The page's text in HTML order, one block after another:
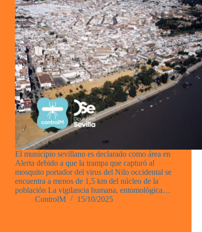
El municipio sevillano es declarado como área en
Alerta debido a que la trampa que capturó al
mosquito portador del virus del Nilo occidental se
encuentra a menos de 1,5 km del núcleo de la
población La vigilancia humana, entomológica…
ControlM
15/10/2025